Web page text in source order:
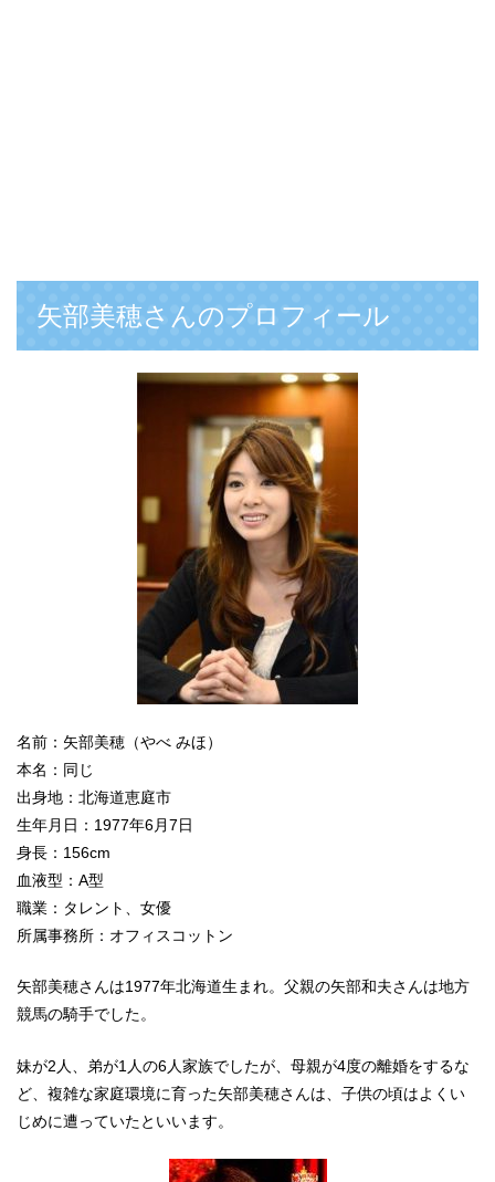
矢部美穂さんのプロフィール
名前：矢部美穂（やべ みほ）
本名：同じ
出身地：北海道恵庭市
生年月日：1977年6月7日
身長：156cm
血液型：A型
職業：タレント、女優
所属事務所：オフィスコットン
矢部美穂さんは1977年北海道生まれ。父親の矢部和夫さんは地方
競馬の騎手でした。
妹が2人、弟が1人の6人家族でしたが、母親が4度の離婚をするな
ど、複雑な家庭環境に育った矢部美穂さんは、子供の頃はよくい
じめに遭っていたといいます。